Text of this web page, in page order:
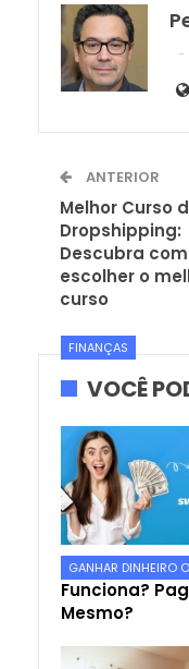
ANTERIOR
Melhor Curso
Dropshipping:
Descubra
escolher o
curso
VOCÊ
FINANÇAS
Swagbucks:
Funciona?
Mesmo?